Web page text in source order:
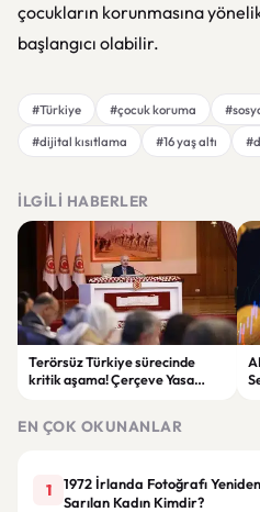
çocukların korunmasına
başlangıcı olabilir.
#Türkiye #çocuk koruma
#dijital kısıtlama
#16 yaş altı
İLGILI HABERLER
Terörsüz Türkiye sürecinde
kritik aşama! Çerçeve Yasa
EN ÇOK OKUNANLAR
1
1972 İrlanda Fotoğrafı
Sarılan Kadın Kimdir?